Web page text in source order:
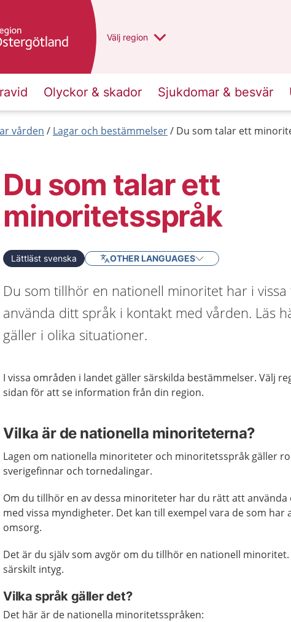
Du har valt region
Välj en annan
region
Olyckor & skador Sjukdomar & besvär
vården Lagar och bestämmelser Du som talar ett
Du som talar ett
minoritetsspråk
Lättläst svenska OTHER LANGUAGES
Du som tillhör en nationell minoritet har i
använda ditt språk i kontakt med vården. Läs
gäller i olika situationer.
I vissa områden i landet gäller särskilda bestämmelser. Välj
sidan för att se information från din region.
Vilka är de nationella minoriteterna?
Lagen om nationella minoriteter och minoritetsspråk gäller
sverigefinnar och tornedalingar.
Om du tillhör en av dessa minoriteter har du rätt att
med vissa myndigheter. Det kan till exempel vara de som har
omsorg.
Det är du själv som avgör om du tillhör en nationell
särskilt intyg.
Vilka språk gäller det?
Det här är de nationella minoritetsspråken: